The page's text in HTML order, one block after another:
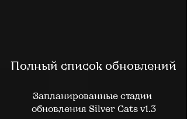
Полный список обновлений
Запланированные стадии
обновления Silver Cats v1.3